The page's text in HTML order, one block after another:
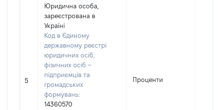
5
Юридична особа,
зареєстрована в
Україні
Код в Єдиному
державному реєстрі
юридичних осіб,
фізичних осіб –
підприємців та
громадських
формувань:
14360570
Проценти